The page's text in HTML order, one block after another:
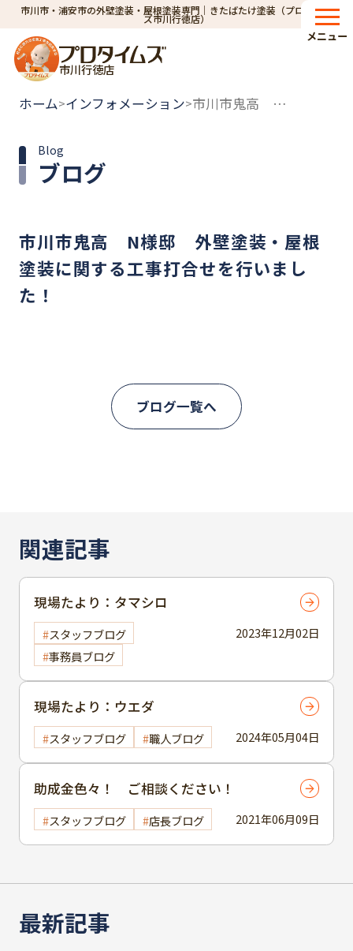
市川市・浦安市の外壁塗装・屋根塗装専門｜きたばたけ塗装（プロタイム
ズ市川行徳店）
市川行徳店
メニュー
ホーム>インフォメーション> 市川市鬼高 N様邸 外壁塗装・屋根塗装に関する工事打合せを行いました！
ブログ
Blog
市川市鬼高 N様邸 外壁塗装・屋根
塗装に関する工事打合せを行いまし
た！
ブログ一覧へ
最新記事
関連記事
2023年12月02日
現場たより：タマシロ
スタッフブログ
事務員ブログ
2024年05月04日
現場たより：ウエダ
スタッフブログ 職人ブログ
2021年06月09日
助成金色々！ ご相談ください！
スタッフブログ 店長ブログ